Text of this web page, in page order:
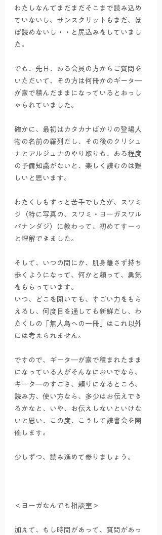
わたしなんてまだまだそこまで読み込め
ていないし、サンスクリットもまだ、ほ
ぼ読めないし・・と尻込みをしていまし
た。
でも、先日、ある会員の方からご質問を
いただいて、その方は何冊かのギータ―
が家で積んだままになっているとおっし
ゃられていました。
確かに、最初はカタカナばかりの登場人
物の名前の羅列だし、その後のクリシュ
ナとアルジュナのやり取りも、ある程度
の予備知識がないと、楽しく読むのは難
しいと思います。
わたくしもずっと苦手でしたが、スワミ
ジ（特に写真の、スワミ・ヨーガスワル
パナンダジ）に教わって、初めてすーっ
と理解できました。
そして、いつの間にか、肌身離さず持ち
歩くようになって、何かと頼って、勇気
をもらっています。
いつ、どこを開いても、すごい力をもら
えるし、何度目を通しても新鮮だし、わ
たくしの「無人島への一冊」はこれ以外
には考えられません。
ですので、ギータ―が家で積まれたまま
になっている人がそんなにおいでなら、
ギータ―のすごさ、頼りになるところ、
読み方、使い方なら、多少はお伝えでき
るかなと、いや、お伝えしないといけな
いと思い、この度、こうして読書会を開
催します。
少しずつ、読み進めて参りましょう。
＜ヨーガなんでも相談室＞
加えて、もし時間があって、質問があっ